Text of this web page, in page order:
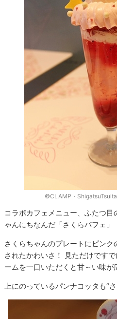
©CLAMP・
コラボカフェメニュー、ふたつ
ゃんにちなんだ「さくらパフェ」
さくらちゃんのプレートにピン
されたかわいさ！ 見ただけです
ームを一口いただくと甘～い味が
上にのっているパンナコッタも“